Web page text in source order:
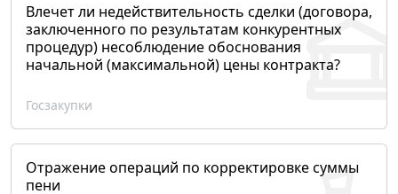
Влечет ли недействительность сделки (договора,
заключенного по результатам конкурентных
процедур) несоблюдение обоснования
начальной (максимальной) цены контракта?
Госзакупки
Отражение операций по корректировке суммы
пени